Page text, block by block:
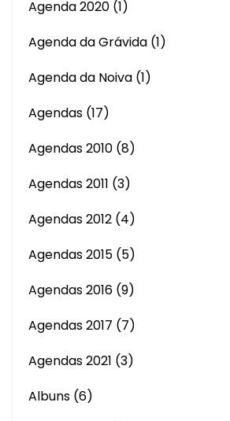
Agenda 2020 (1)
Agenda da Grávida (1)
Agenda da Noiva (1)
Agendas (17)
Agendas 2010 (8)
Agendas 2011 (3)
Agendas 2012 (4)
Agendas 2015 (5)
Agendas 2016 (9)
Agendas 2017 (7)
Agendas 2021 (3)
Albuns (6)